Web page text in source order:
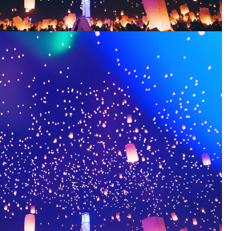
Lütfen seçin
#3
Ücretsiz indirin